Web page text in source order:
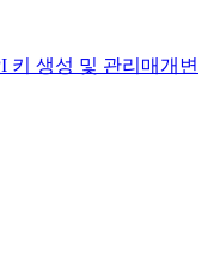
키 생성 및 관리 매개변